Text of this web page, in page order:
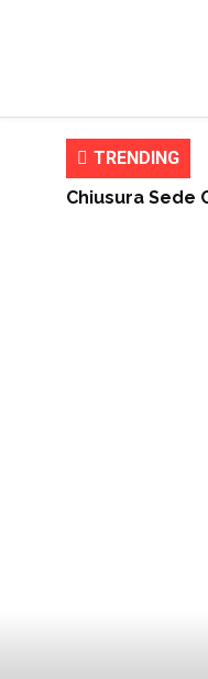
TRENDING
Chiusura Sede
Domenica 12